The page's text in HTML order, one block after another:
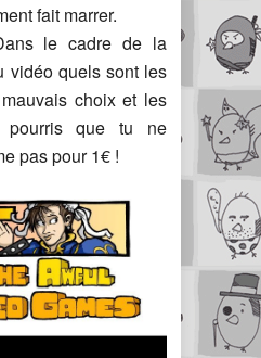
fait marrer.
le cadre de la
vidéo quels sont les
choix et les
pourris que tu ne
pas pour 1€ !